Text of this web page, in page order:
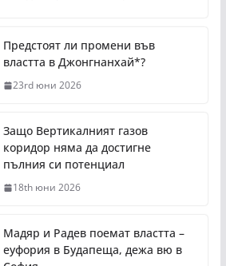
Предстоят ли промени във
властта в Джонгнанхай*?
23rd юни 2026
Защо Вертикалният газов
коридор няма да достигне
пълния си потенциал
18th юни 2026
Мадяр и Радев поемат властта –
еуфория в Будапеща, дежа вю в